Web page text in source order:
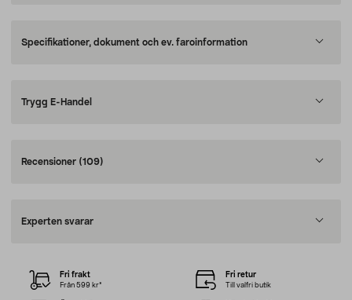
Specifikationer, dokument och ev. faroinformation
Trygg E-Handel
Recensioner (109)
Experten svarar
Fri frakt
Från 599 kr*
Fri retur
Till valfri butik